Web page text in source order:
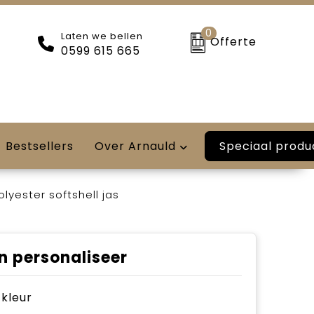
Laten we bellen
0599 615 665
0
Offerte
Bestsellers Over Arnauld Speciaal
softshell jas
personaliseer
kleur